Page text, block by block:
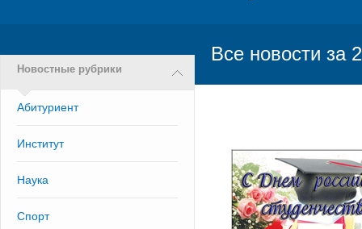
Новостные рубрики
Абитуриент
Институт
Наука
Спорт
Все новости за